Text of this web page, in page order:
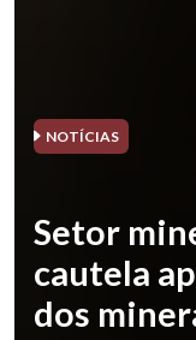
NOTÍCIAS
Setor
cautela
dos